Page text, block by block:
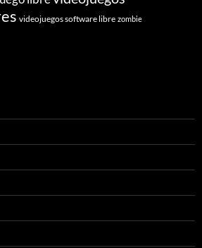
videojuegos software libre zombie